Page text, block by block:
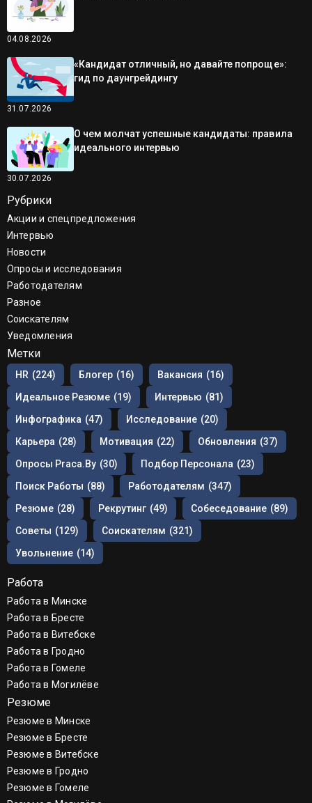
04.08.2026
31.07.2026
«Кандидат отличный, но давайте попроще»:
гид по даунгрейдингу
30.07.2026
О чем молчат успешные кандидаты: правила
идеального интервью
Рубрики
Акции и спецпредложения
Интервью
Новости
Опросы и исследования
Работодателям
Разное
Соискателям
Уведомления
Метки
HR (224) Блогер (16) Вакансия (16)
Идеальное Резюме (19) Интервью (81)
Инфографика (47) Исследование (20)
Карьера (28) Мотивация (22) Обновления (37)
Опросы Praca.by (30) Подбор Персонала (23)
Поиск Работы (88) Работодателям (347)
Резюме (28) Рекрутинг (49) Собеседование (89)
Советы (129) Соискателям (321)
Увольнение (14)
Работа
Работа в Минске
Работа в Бресте
Работа в Витебске
Работа в Гродно
Работа в Гомеле
Работа в Могилёве
Резюме
Резюме в Минске
Резюме в Бресте
Резюме в Витебске
Резюме в Гродно
Резюме в Гомеле